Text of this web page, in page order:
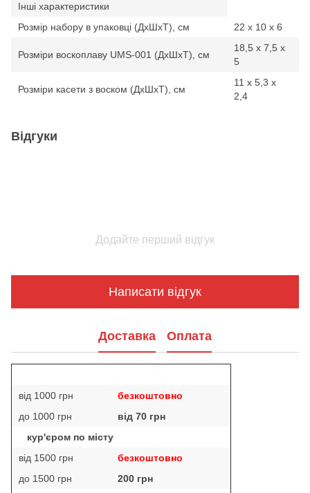
Інші характеристики
Розмір набору в упаковці (ДхШхТ), см
22 х 10 х 6
Розміри воскоплаву UMS-001 (ДхШхТ), см
18,5 х 7,5 х
5
Розміри касети з воском (ДхШхТ), см
11 х 5,3 х
2,4
Відгуки
Додайте перший відгук
Написати відгук
Доставка Оплата
від 1000 грн
безкоштовно
до 1000 грн
від 70 грн
кур'єром по місту
від 1500 грн
безкоштовно
до 1500 грн
200 грн